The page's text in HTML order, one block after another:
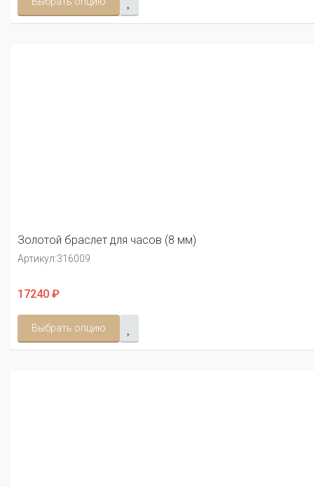
Золотой браслет для часов (8 мм)
Артикул:316009
17240 ₽
Выбрать опцию